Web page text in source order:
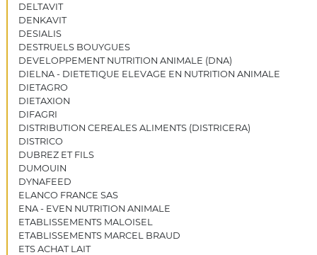
DELTAVIT
DENKAVIT
DESIALIS
DESTRUELS BOUYGUES
DEVELOPPEMENT NUTRITION ANIMALE (DNA)
DIELNA - DIETETIQUE ELEVAGE EN NUTRITION ANIMALE
DIETAGRO
DIETAXION
DIFAGRI
DISTRIBUTION CEREALES ALIMENTS (DISTRICERA)
DISTRICO
DUBREZ ET FILS
DUMOUIN
DYNAFEED
ELANCO FRANCE SAS
ENA - EVEN NUTRITION ANIMALE
ETABLISSEMENTS MALOISEL
ETABLISSEMENTS MARCEL BRAUD
ETS ACHAT LAIT